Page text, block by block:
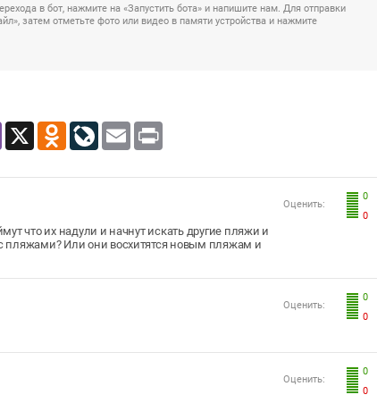
в бот, нажмите на «Запустить бота» и напишите нам. Для отправки
затем отметьте фото или видео в памяти устройства и нажмите
Viber X Odnoklassniki
LiveJournal
Email
0
0
Оценить:
что их надули и начнут искать другие пляжи и
пляжами? Или они восхитятся новым пляжам и
0
0
Оценить:
0
0
Оценить: